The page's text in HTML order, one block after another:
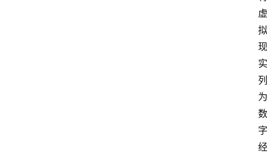
虚
拟
现
实
列
为
数
字
经